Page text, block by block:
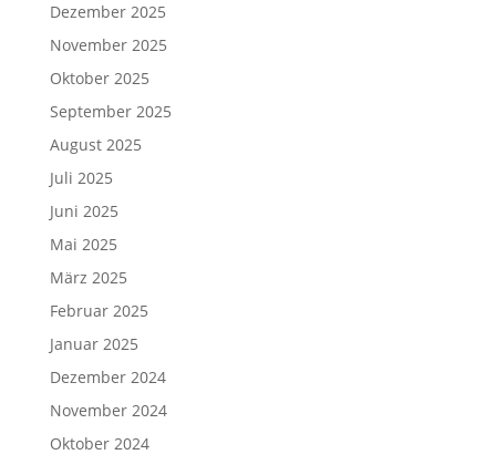
Dezember 2025
November 2025
Oktober 2025
September 2025
August 2025
Juli 2025
Juni 2025
Mai 2025
März 2025
Februar 2025
Januar 2025
Dezember 2024
November 2024
Oktober 2024